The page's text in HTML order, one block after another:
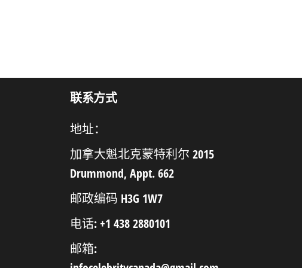
联系方式
地址：
加拿大魁北克蒙特利尔 2015
Drummond, Appt. 662
邮政编码 H3G 1W7
电话: +1 438 2880101
邮箱: